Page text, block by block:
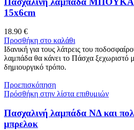
15x6cm
18.90 €
Προσθήκη στο καλάθι
Ιδανική για τους λάτρεις του
λαμπάδα θα κάνει το Πάσχα ξεχωριστό
δημιουργικό τρόπο.
Προεπισκόπηση
Πρόσθήκη στην λίστα επιθυμιών
Πασχαλινή λαμπάδα ΝΔ και
μπρελοκ